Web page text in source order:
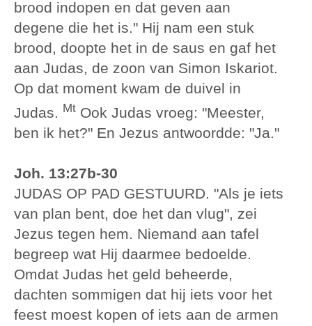
brood indopen en dat geven aan
degene die het is." Hij nam een stuk
brood, doopte het in de saus en gaf het
aan Judas, de zoon van Simon Iskariot.
Op dat moment kwam de duivel in
Judas. Mt Ook Judas vroeg: "Meester,
ben ik het?" En Jezus antwoordde: "Ja."
Joh. 13:27b-30
JUDAS OP PAD GESTUURD. "Als je iets
van plan bent, doe het dan vlug", zei
Jezus tegen hem. Niemand aan tafel
begreep wat Hij daarmee bedoelde.
Omdat Judas het geld beheerde,
dachten sommigen dat hij iets voor het
feest moest kopen of iets aan de armen